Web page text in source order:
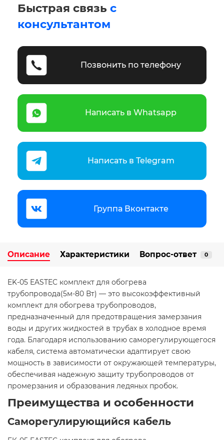
Быстрая связь с
консультантом
Позвонить по телефону
Написать в Whatsapp
Написать в Telegram
Группа Вконтакте
Описание Характеристики Вопрос-ответ 0
EK-05 EASTEC комплект для обогрева
трубопровода(5м-80 Вт) — это высокоэффективный
комплект для обогрева трубопроводов,
предназначенный для предотвращения замерзания
воды и других жидкостей в трубах в холодное время
года. Благодаря использованию саморегулирующегося
кабеля, система автоматически адаптирует свою
мощность в зависимости от окружающей температуры,
обеспечивая надежную защиту трубопроводов от
промерзания и образования ледяных пробок.​
Преимущества и особенности
Саморегулирующийся кабель